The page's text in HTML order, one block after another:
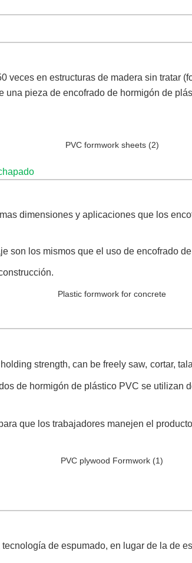
veces en estructuras de madera sin tratar
pieza de encofrado de hormigón de
dimensiones y aplicaciones que los
son los mismos que el uso de encofrado
strength, can be freely saw, cortar,
de hormigón de plástico PVC se utilizan
que los trabajadores manejen el
de espumado, en lugar de la de